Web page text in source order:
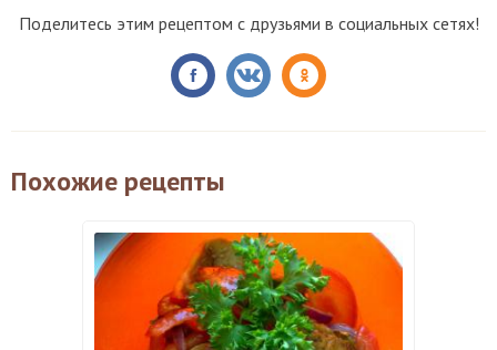
Поделитесь этим рецептом с друзьями в социальных сетях!
Похожие рецепты